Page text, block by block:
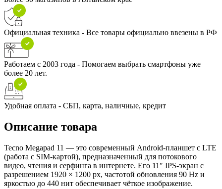
Официальная техника - Все товары официально ввезены в РФ
Работаем с 2003 года - Помогаем выбрать смартфоны уже
более 20 лет.
Удобная оплата - СБП, карта, наличные, кредит
Описание товара
Tecno Megapad 11 — это современный Android‑планшет с LTE
(работа с SIM-картой), предназначенный для потокового
видео, чтения и серфинга в интернете. Его 11″ IPS‑экран с
разрешением 1920 × 1200 px, частотой обновления 90 Hz и
яркостью до 440 нит обеспечивает чёткое изображение.